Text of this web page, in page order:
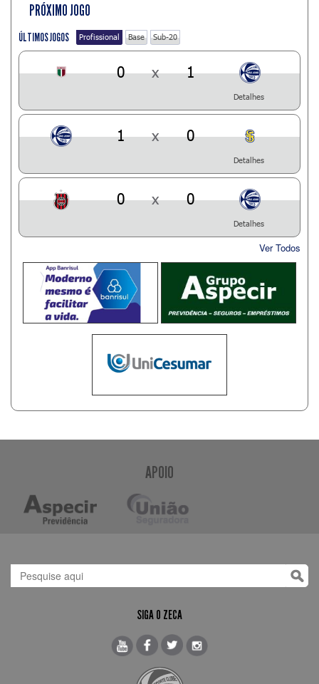
PRÓXIMO JOGO
ÚLTIMOS JOGOS Profissional Base Sub-20
0 x 1
Detalhes
1 x 0
Detalhes
0 x 0
Detalhes
Ver Todos
APOIO
SIGA O ZECA